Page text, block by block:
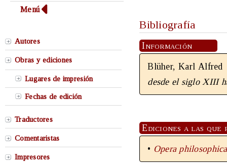
Menú
Autores
Obras y ediciones
Lugares de impresión
Fechas de edición
Traductores
Comentaristas
Impresores
Bibliografía
Información
Blüher, Karl Alfred
desde el siglo XIII
Ediciones a las que
• Opera